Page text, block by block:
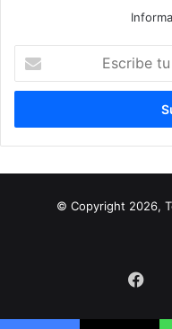
correo
© Copyright 2026,